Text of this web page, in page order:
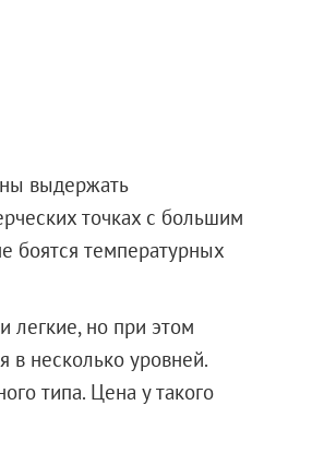
выдержать
точках с большим
боятся температурных
но при этом
в несколько уровней.
типа. Цена у такого